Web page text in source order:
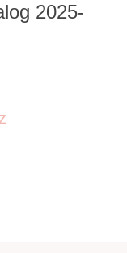
2025-